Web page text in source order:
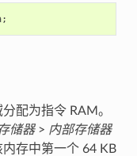
;
配为指令 RAM。
储器> 内部存储器
存中第一个 64 KB